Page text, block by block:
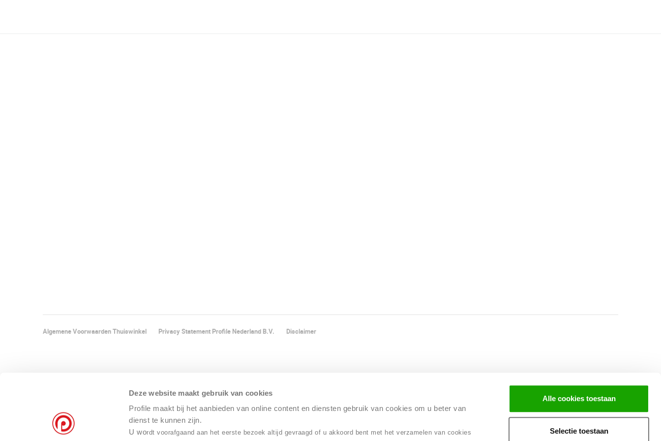
Deze website maakt gebruik van cookies
Profile maakt bij het aanbieden van online content en diensten gebruik van cookies om u beter van
dienst te kunnen zijn.
U wordt voorafgaand aan het eerste bezoek altijd gevraagd of u akkoord bent met het verzamelen van cookies
Alle cookies toestaan
Selectie toestaan
Algemene Voorwaarden Thuiswinkel Privacy Statement Profile Nederland B.V. Disclaimer